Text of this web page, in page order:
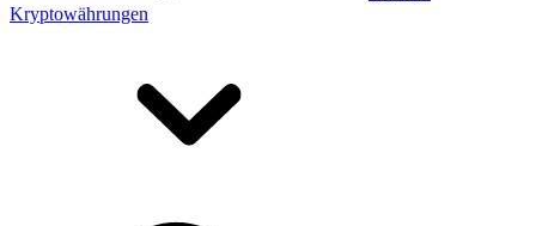
Kryptowährungen